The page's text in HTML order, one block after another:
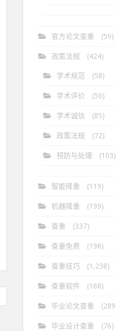
官方论文查重 (59)
政策法规
(424)
学术规范
(58)
学术评价 (56)
学术诚信 (85)
政策法规 (72)
预防与处理 (103)
智能降重 (119)
机器降重 (199)
查重 (337)
查重免费 (198)
查重技巧 (1,238)
查重软件 (168)
毕业论文查重
毕业设计查重 (76)